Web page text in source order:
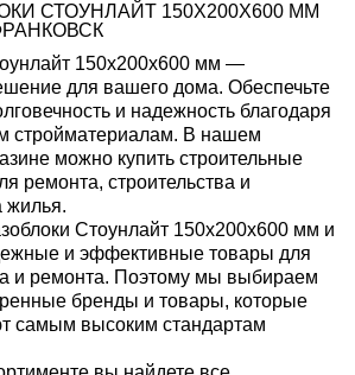
СТОУНЛАЙТ 150X200X600 ММ
150x200x600 мм —
для вашего дома. Обеспечьте
и надежность благодаря
стройматериалам. В нашем
можно купить строительные
ремонта, строительства и
жилья.
Стоунлайт 150x200x600 мм и
и эффективные товары для
и ремонта. Поэтому мы выбираем
бренды и товары, которые
самым высоким стандартам